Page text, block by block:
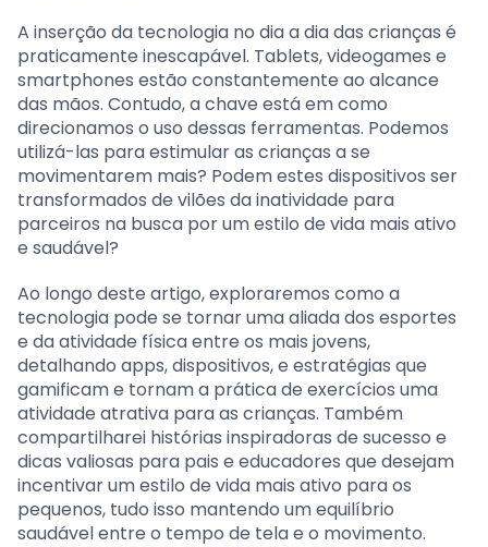
A inserção da tecnologia no dia a dia das crianças é
praticamente inescapável. Tablets, videogames e
smartphones estão constantemente ao alcance
das mãos. Contudo, a chave está em como
direcionamos o uso dessas ferramentas. Podemos
utilizá-las para estimular as crianças a se
movimentarem mais? Podem estes dispositivos ser
transformados de vilões da inatividade para
parceiros na busca por um estilo de vida mais ativo
e saudável?
Ao longo deste artigo, exploraremos como a
tecnologia pode se tornar uma aliada dos esportes
e da atividade física entre os mais jovens,
detalhando apps, dispositivos, e estratégias que
gamificam e tornam a prática de exercícios uma
atividade atrativa para as crianças. Também
compartilharei histórias inspiradoras de sucesso e
dicas valiosas para pais e educadores que desejam
incentivar um estilo de vida mais ativo para os
pequenos, tudo isso mantendo um equilíbrio
saudável entre o tempo de tela e o movimento.